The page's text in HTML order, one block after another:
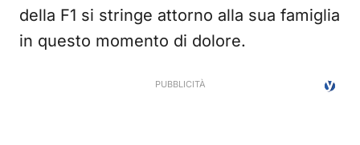
della F1 si stringe attorno alla sua famiglia
in questo momento di dolore.